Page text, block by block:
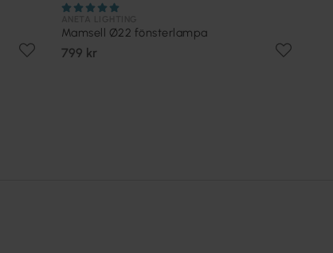
Mamsell Ø22 fönsterlampa
799 kr